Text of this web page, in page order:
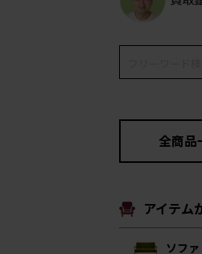
全商品
アイテム
ソファ